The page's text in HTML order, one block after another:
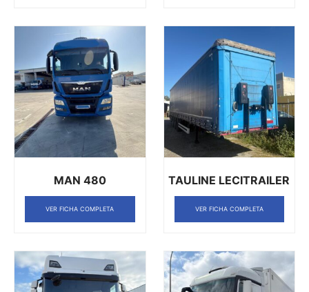
MAN 480
VER FICHA COMPLETA
TAULINE LECITRAILER
VER FICHA COMPLETA